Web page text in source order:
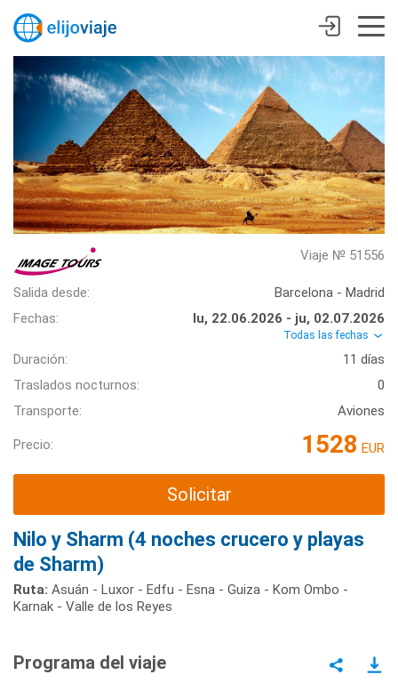
Viaje № 51556
Salida desde:
Barcelona - Madrid
Fechas:
lu, 22.06.2026 - ju, 02.07.2026
Todas las fechas
Duración:
11 días
Traslados nocturnos:
0
Transporte:
Aviones
Precio: 1528 EUR
Solicitar
Nilo y Sharm (4 noches crucero y playas
de Sharm)
Ruta: Asuán - Luxor - Edfu - Esna - Guiza - Kom Ombo -
Karnak - Valle de los Reyes
Programa del viaje